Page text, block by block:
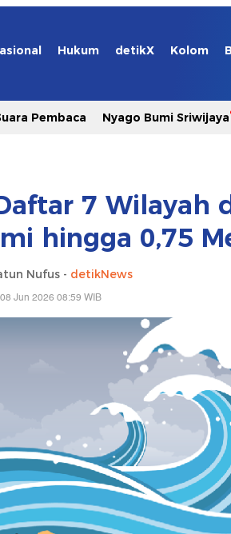
Hukum detikX Kolom
Pembaca Nyago Bumi Sriwijaya
7 Wilayah
hingga 0,75
Nufus - detikNews
Jun 2026 08:59 WIB